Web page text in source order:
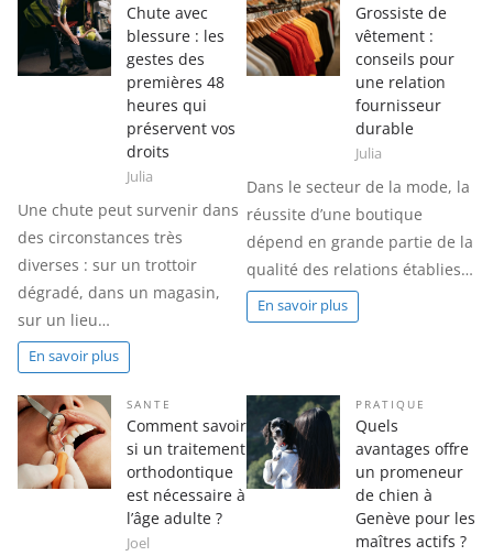
Chute avec
blessure : les
gestes des
premières 48
heures qui
préservent vos
droits
Julia
Une chute peut survenir dans
des circonstances très
diverses : sur un trottoir
dégradé, dans un magasin,
sur un lieu…
En savoir plus
Grossiste de
vêtement :
conseils pour
une relation
fournisseur
durable
Julia
Dans le secteur de la mode, la
réussite d’une boutique
dépend en grande partie de la
qualité des relations établies…
En savoir plus
SANTE
Comment savoir
si un traitement
orthodontique
est nécessaire à
l’âge adulte ?
Joel
PRATIQUE
Quels
avantages offre
un promeneur
de chien à
Genève pour les
maîtres actifs ?